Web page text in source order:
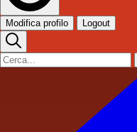
Modifica profilo Logout